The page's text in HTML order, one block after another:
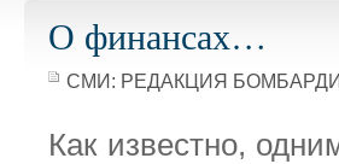
О финансах…
СМИ: РЕДАКЦИЯ
Как известно,